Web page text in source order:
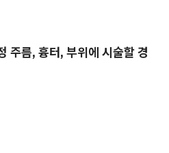
주름, 흉터, 부위에 시술할 경